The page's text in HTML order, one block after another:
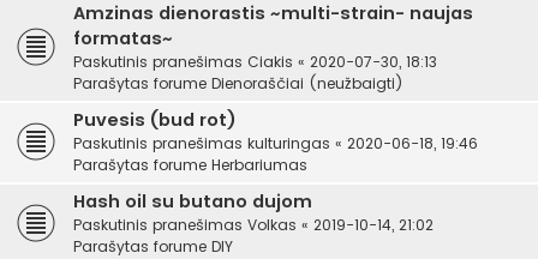
Amzinas dienorastis ~multi-strain- naujas
formatas~
Paskutinis pranešimas Ciakis « 2020-07-30, 18:13
Parašytas forume Dienoraščiai (neužbaigti)
Puvesis (bud rot)
Paskutinis pranešimas kulturingas « 2020-06-18, 19:46
Parašytas forume Herbariumas
Hash oil su butano dujom
Paskutinis pranešimas Volkas « 2019-10-14, 21:02
Parašytas forume DIY